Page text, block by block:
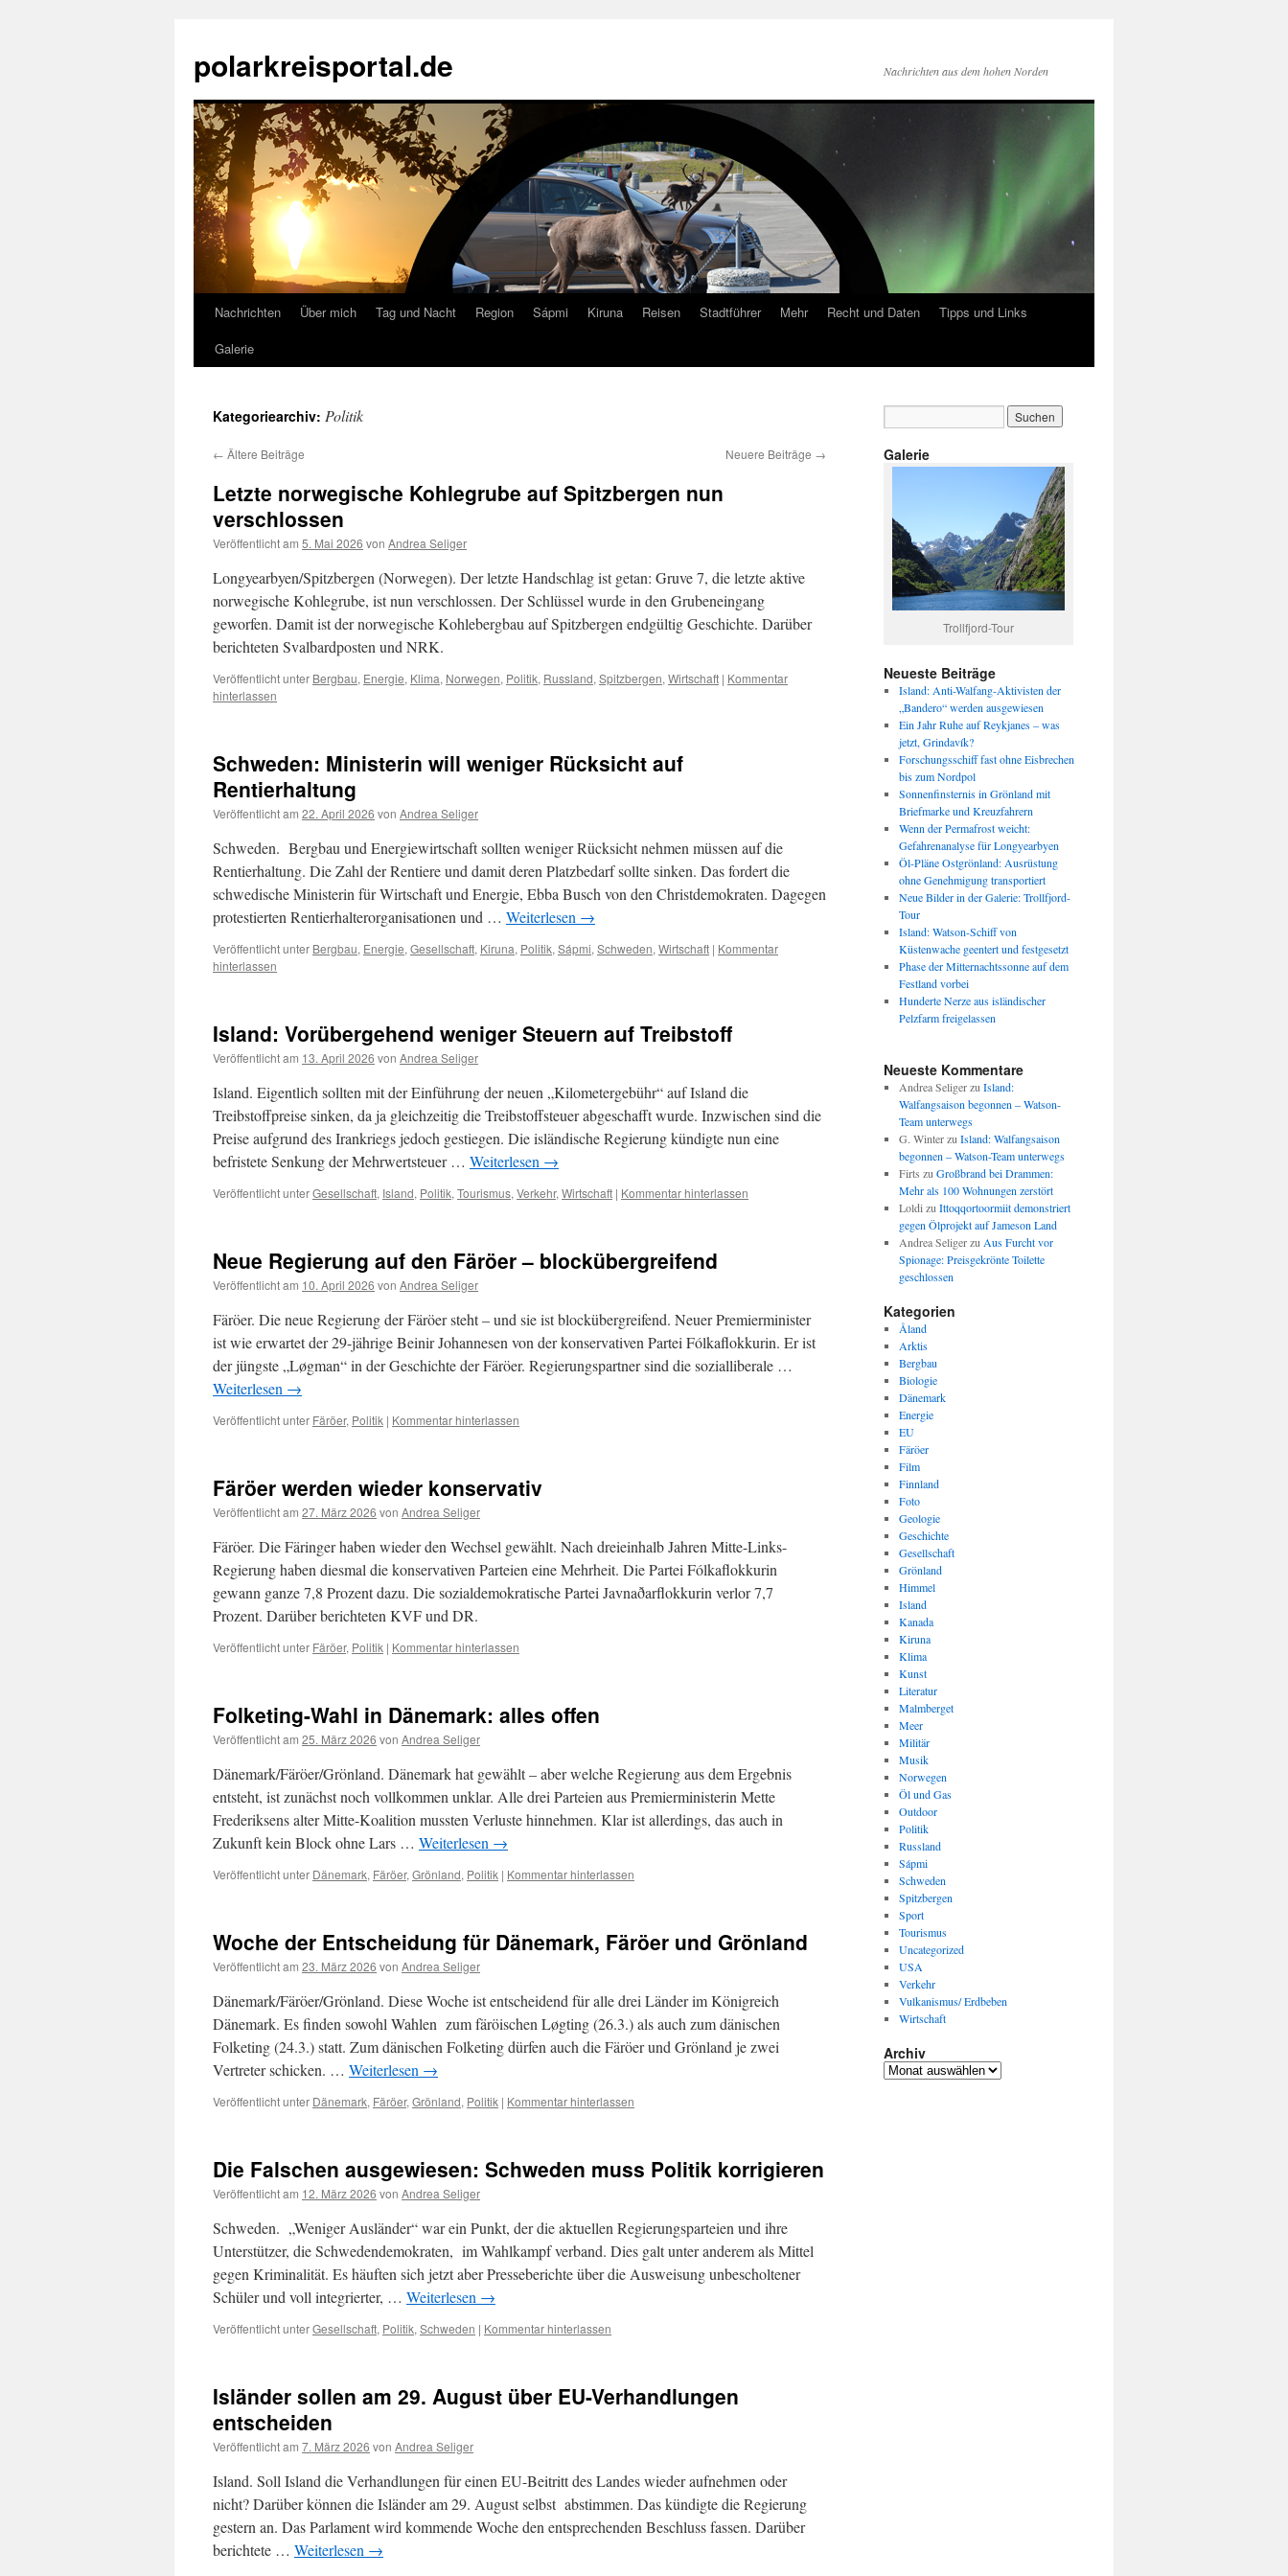
springen
polarkreisportal.de Nachrichten aus dem hohen Norden
Nachrichten Über mich Tag und Nacht Region Sápmi Kiruna Reisen Stadtführer Mehr Recht und Daten
Tipps und Links
Galerie
Kategoriearchiv: Politik
← Ältere Beiträge Neuere Beiträge →
Letzte norwegische Kohlegrube auf Spitzbergen nun
verschlossen
Veröffentlicht am 5. Mai 2026 von Andrea Seliger
Longyearbyen/Spitzbergen (Norwegen). Der letzte Handschlag ist getan: Gruve 7, die letzte aktive
norwegische Kohlegrube, ist nun verschlossen. Der Schlüssel wurde in den Grubeneingang
geworfen. Damit ist der norwegische Kohlebergbau auf Spitzbergen endgültig Geschichte. Darüber
berichteten Svalbardposten und NRK.
Veröffentlicht unter Bergbau, Energie, Klima, Norwegen, Politik, Russland, Spitzbergen, Wirtschaft | Kommentar
hinterlassen
Schweden: Ministerin will weniger Rücksicht auf
Rentierhaltung
Veröffentlicht am 22. April 2026 von Andrea Seliger
Schweden. Bergbau und Energiewirtschaft sollten weniger Rücksicht nehmen müssen auf die
Rentierhaltung. Die Zahl der Rentiere und damit deren Platzbedarf sollte sinken. Das fordert die
schwedische Ministerin für Wirtschaft und Energie, Ebba Busch von den Christdemokraten. Dagegen
protestierten Rentierhalterorganisationen und … Weiterlesen →
Veröffentlicht unter Bergbau, Energie, Gesellschaft, Kiruna, Politik, Sápmi, Schweden, Wirtschaft | Kommentar
hinterlassen
Island: Vorübergehend weniger Steuern auf Treibstoff
Veröffentlicht am 13. April 2026 von Andrea Seliger
Island. Eigentlich sollten mit der Einführung der neuen „Kilometergebühr“ auf Island die
Treibstoffpreise sinken, da ja gleichzeitig die Treibstoffsteuer abgeschafft wurde. Inzwischen sind die
Preise aufgrund des Irankriegs jedoch gestiegen. Die isländische Regierung kündigte nun eine
befristete Senkung der Mehrwertsteuer … Weiterlesen →
Veröffentlicht unterGesellschaft, Island, Politik, Tourismus, Verkehr, Wirtschaft | Kommentar hinterlassen
Neue Regierung auf den Färöer – blockübergreifend
Veröffentlicht am 10. April 2026 von Andrea Seliger
Färöer. Die neue Regierung der Färöer steht – und sie ist blockübergreifend. Neuer Premierminister
ist wie erwartet der 29-jährige Beinir Johannesen von der konservativen Partei Fólkaflokkurin. Er ist
der jüngste „Løgman“ in der Geschichte der Färöer. Regierungspartner sind die sozialliberale …
Weiterlesen →
Veröffentlicht unter Färöer, Politik | Kommentar hinterlassen
Färöer werden wieder konservativ
Veröffentlicht am 27. März 2026 von Andrea Seliger
Färöer. Die Färinger haben wieder den Wechsel gewählt. Nach dreieinhalb Jahren Mitte-Links-
Regierung haben diesmal die konservativen Parteien eine Mehrheit. Die Partei Fólkaflokkurin
gewann ganze 7,8 Prozent dazu. Die sozialdemokratische Partei Javnaðarflokkurin verlor 7,7
Prozent. Darüber berichteten KVF und DR.
Veröffentlicht unter Färöer, Politik | Kommentar hinterlassen
Folketing-Wahl in Dänemark: alles offen
Veröffentlicht am 25. März 2026 von Andrea Seliger
Dänemark/Färöer/Grönland. Dänemark hat gewählt – aber welche Regierung aus dem Ergebnis
entsteht, ist zunächst noch vollkommen unklar. Alle drei Parteien aus Premierministerin Mette
Frederiksens alter Mitte-Koalition mussten Verluste hinnehmen. Klar ist allerdings, das auch in
Zukunft kein Block ohne Lars … Weiterlesen →
Veröffentlicht unter Dänemark, Färöer, Grönland, Politik | Kommentar hinterlassen
Woche der Entscheidung für Dänemark, Färöer und Grönland
Veröffentlicht am 23. März 2026 von Andrea Seliger
Dänemark/Färöer/Grönland. Diese Woche ist entscheidend für alle drei Länder im Königreich
Dänemark. Es finden sowohl Wahlen zum färöischen Løgting (26.3.) als auch zum dänischen
Folketing (24.3.) statt. Zum dänischen Folketing dürfen auch die Färöer und Grönland je zwei
Vertreter schicken. … Weiterlesen →
Veröffentlicht unter Dänemark, Färöer, Grönland, Politik | Kommentar hinterlassen
Die Falschen ausgewiesen: Schweden muss Politik korrigieren
Veröffentlicht am 12. März 2026 von Andrea Seliger
Schweden. „Weniger Ausländer“ war ein Punkt, der die aktuellen Regierungsparteien und ihre
Unterstützer, die Schwedendemokraten, im Wahlkampf verband. Dies galt unter anderem als Mittel
gegen Kriminalität. Es häuften sich jetzt aber Presseberichte über die Ausweisung unbescholtener
Schüler und voll integrierter, … Weiterlesen →
Veröffentlicht unterGesellschaft, Politik, Schweden | Kommentar hinterlassen
Isländer sollen am 29. August über EU-Verhandlungen
entscheiden
Veröffentlicht am 7. März 2026 von Andrea Seliger
Island. Soll Island die Verhandlungen für einen EU-Beitritt des Landes wieder aufnehmen oder
nicht? Darüber können die Isländer am 29. August selbst abstimmen. Das kündigte die Regierung
gestern an. Das Parlament wird kommende Woche den entsprechenden Beschluss fassen. Darüber
berichtete … Weiterlesen →
Galerie
Trollfjord-Tour
Neueste Beiträge
Island: Anti-Walfang-Aktivisten der
„Bandero“ werden ausgewiesen
Ein Jahr Ruhe auf Reykjanes – was
jetzt, Grindavík?
Forschungsschiff fast ohne Eisbrechen
bis zum Nordpol
Sonnenfinsternis in Grönland mit
Briefmarke und Kreuzfahrern
Wenn der Permafrost weicht:
Gefahrenanalyse für Longyearbyen
Öl-Pläne Ostgrönland: Ausrüstung
ohne Genehmigung transportiert
Neue Bilder in der Galerie: Trollfjord-
Tour
Island: Watson-Schiff von
Küstenwache geentert und festgesetzt
Phase der Mitternachtssonne auf dem
Festland vorbei
Hunderte Nerze aus isländischer
Pelzfarm freigelassen
Neueste Kommentare
Andrea Seligerzu Island:
Walfangsaison begonnen – Watson-
Team unterwegs
G. Winterzu Island: Walfangsaison
begonnen – Watson-Team unterwegs
Firts zu Großbrand bei Drammen:
Mehr als 100 Wohnungen zerstört
Loldi zu Ittoqqortoormiit demonstriert
gegen Ölprojekt auf Jameson Land
Andrea Seligerzu Aus Furcht vor
Spionage: Preisgekrönte Toilette
geschlossen
Kategorien
Åland
Arktis
Bergbau
Biologie
Dänemark
Energie
EU
Färöer
Film
Finnland
Foto
Geologie
Geschichte
Gesellschaft
Grönland
Himmel
Island
Kanada
Kiruna
Klima
Kunst
Literatur
Malmberget
Meer
Militär
Musik
Norwegen
Öl und Gas
Outdoor
Politik
Russland
Sápmi
Schweden
Spitzbergen
Sport
Tourismus
Uncategorized
USA
Verkehr
Vulkanismus/ Erdbeben
Wirtschaft
Archiv
Archiv